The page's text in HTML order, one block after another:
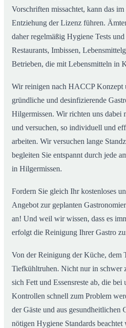
Vorschriften missachtet, kann das
Entziehung der Lizenz führen.
daher regelmäßig Hygiene Tests
Restaurants, Imbissen,
Betrieben, die mit Lebensmitteln in
Wir reinigen nach HACCP Konzept
gründliche und desinfizierende
Hilgermissen. Wir richten uns dabei
und versuchen, so individuell und
arbeiten. Wir versuchen lange
begleiten Sie entspannt durch jede
in Hilgermissen.
Fordern Sie gleich Ihr kostenloses
Angebot zur geplanten
an! Und weil wir wissen, dass es
erfolgt die Reinigung Ihrer Gastro
Von der Reinigung der Küche, dem
Tiefkühltruhen. Nicht nur in schwer
sich Fett und Essensreste ab, die bei
Kontrollen schnell zum Problem
der Gäste und aus gesundheitlichen
nötigen Hygiene Standards beachtet